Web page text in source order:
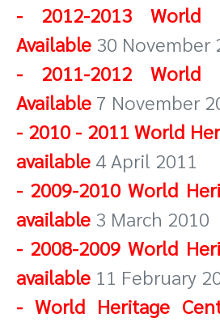
- 2012-2013 World
Available 30 November
- 2011-2012 World
Available 7 November
- 2010 - 2011 World
available 4 April 2011
- 2009-2010 World
available 3 March 2010
- 2008-2009 World
available 11 February
- World Heritage